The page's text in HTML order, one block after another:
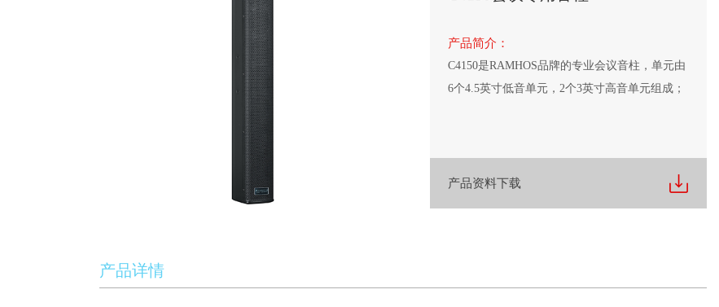
产品简介：
C4150是RAMHOS品牌的专业会议音柱，单元由
6个4.5英寸低音单元，2个3英寸高音单元组成；
产品资料下载
产品详情